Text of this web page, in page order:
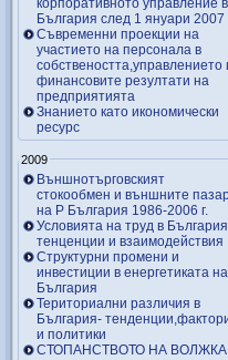
България след 1 януари 2007
Съвременни проекции на
участието на персонала в
собствеността,управлението
финансовите резултати на
предприятията
Знанието като икономически
ресурс
2009
Външнотърговският
стокообмен и външните
на Р България 1986-2006 г.
Условията на труд в
тенценции и взаимодействия
Структурни промени и
инвестиции в енергетиката на
България
Териториални различия в
България-
и политики
СТОПАНСТВОТО НА ВОЛЖКА